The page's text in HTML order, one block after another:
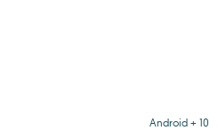
Android + 10